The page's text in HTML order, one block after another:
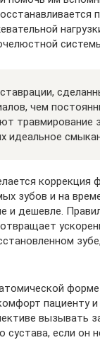
чем
травмирование
идеальное
коррекция
зубов и на
и дешевле.
пациенту
вызывать
сустава, если он